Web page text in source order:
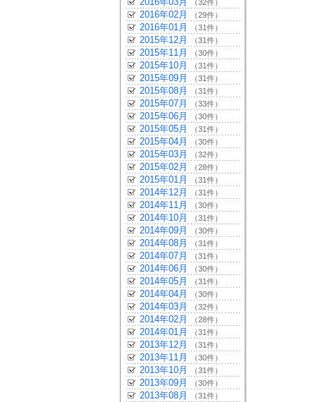
（32件）
2016年02月 （29件）
2016年01月 （31件）
2015年12月 （31件）
2015年11月 （30件）
2015年10月 （31件）
2015年09月 （31件）
2015年08月 （31件）
2015年07月 （33件）
2015年06月 （30件）
2015年05月 （31件）
2015年04月 （30件）
2015年03月 （32件）
2015年02月 （28件）
2015年01月 （31件）
2014年12月 （31件）
2014年11月 （30件）
2014年10月 （31件）
2014年09月 （30件）
2014年08月 （31件）
2014年07月 （31件）
2014年06月 （30件）
2014年05月 （31件）
2014年04月 （30件）
2014年03月 （32件）
2014年02月 （28件）
2014年01月 （31件）
2013年12月 （31件）
2013年11月 （30件）
2013年10月 （31件）
2013年09月 （30件）
2013年08月 （31件）